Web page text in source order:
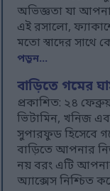
অভিজ্ঞতা যা আপনার
এই রসালো,
মতো স্বাদের সাথে
পড়ুন...
বাড়িতে গমের
প্রকাশিত: ২৪
ভিটামিন, খনিজ
সুপারফুড হিসেবে
বাড়িতে আপনার
নয় বরং এটি
অ্যাক্সেস নিশ্চিত